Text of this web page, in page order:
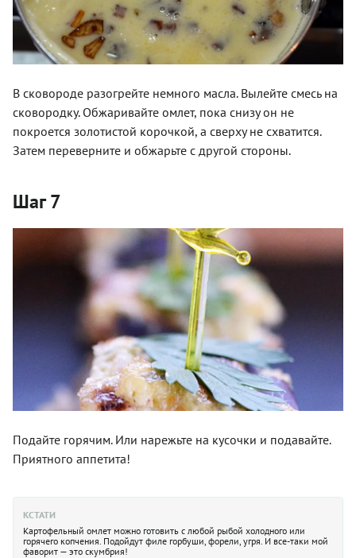
В сковороде разогрейте немного масла. Вылейте смесь на
сковородку. Обжаривайте омлет, пока снизу он не
покроется золотистой корочкой, а сверху не схватится.
Затем переверните и обжарьте с другой стороны.
Шаг 7
Подайте горячим. Или нарежьте на кусочки и подавайте.
Приятного аппетита!
КСТАТИ
Картофельный омлет можно готовить с любой рыбой холодного или
горячего копчения. Подойдут филе горбуши, форели, угря. И все-таки мой
фаворит — это скумбрия!